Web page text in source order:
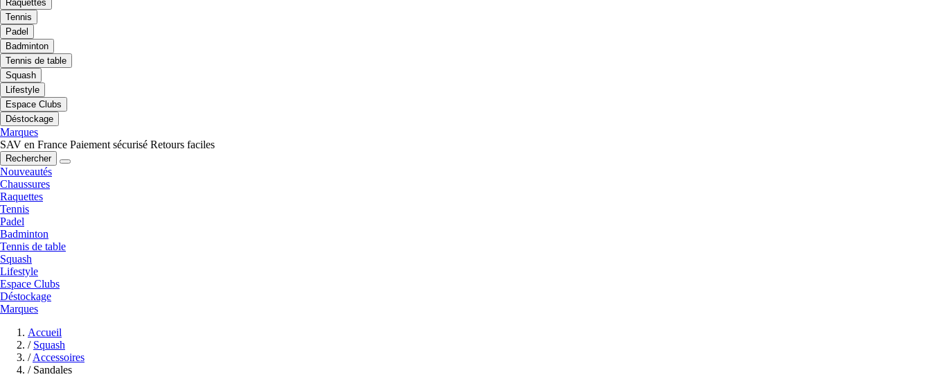
Raquettes
Tennis
Padel
Badminton
Tennis de table
Squash
Lifestyle
Espace Clubs
Déstockage
Marques
SAV en France Paiement sécurisé Retours faciles
Rechercher
Nouveautés
Chaussures
Raquettes
Tennis
Padel
Badminton
Tennis de table
Squash
Lifestyle
Espace Clubs
Déstockage
Marques
Accueil
/ Squash
/ Accessoires
/ Sandales